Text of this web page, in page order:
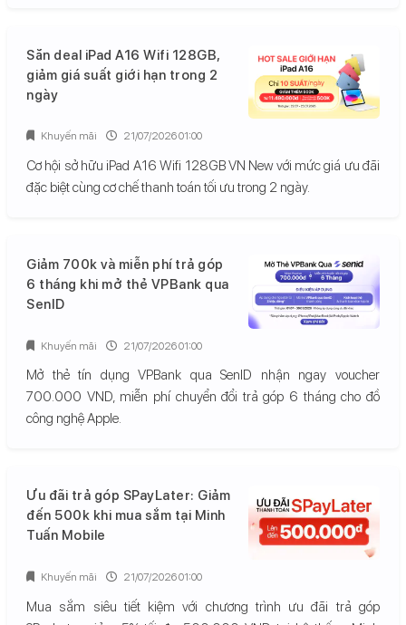
Săn deal iPad A16 Wifi 128GB,
giảm giá suất giới hạn trong 2
ngày
Cơ hội sở hữu iPad A16 Wifi 128GB VN New với mức giá ưu đãi
đặc biệt cùng cơ chế thanh toán tối ưu trong 2 ngày.
Khuyến mãi 21/07/2026 01:00
Giảm 700k và miễn phí trả góp
6 tháng khi mở thẻ VPBank qua
SenID
Mở thẻ tín dụng VPBank qua SenID nhận ngay voucher
700.000 VND, miễn phí chuyển đổi trả góp 6 tháng cho đồ
công nghệ Apple.
Khuyến mãi 21/07/2026 01:00
Ưu đãi trả góp SPayLater: Giảm
đến 500k khi mua sắm tại Minh
Tuấn Mobile
Mua sắm siêu tiết kiệm với chương trình ưu đãi trả góp
Khuyến mãi 21/07/2026 01:00